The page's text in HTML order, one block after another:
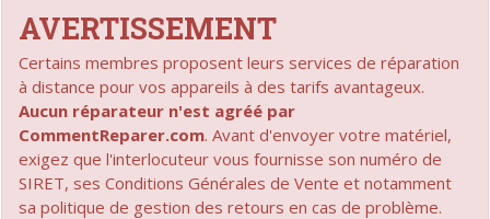
AVERTISSEMENT
Certains membres proposent leurs services de réparation
à distance pour vos appareils à des tarifs avantageux.
Aucun réparateur n'est agréé par
CommentReparer.com. Avant d'envoyer votre matériel,
exigez que l'interlocuteur vous fournisse son numéro de
SIRET, ses Conditions Générales de Vente et notamment
sa politique de gestion des retours en cas de problème.